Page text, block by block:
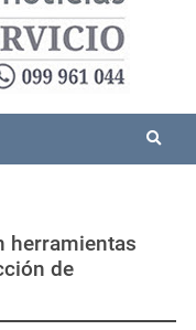
herramientas
de